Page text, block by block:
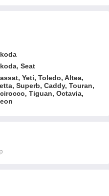
Seat
Yeti, Toledo, Altea,
Superb, Caddy, Touran,
Tiguan, Octavia,